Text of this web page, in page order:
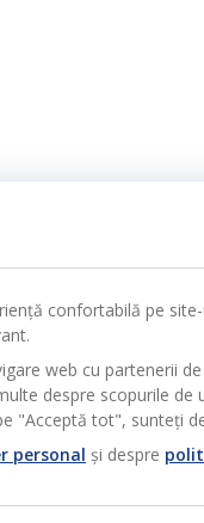
confortabilă pe
web cu partenerii
despre scopurile
"Acceptă tot", sunteți
personal și despre